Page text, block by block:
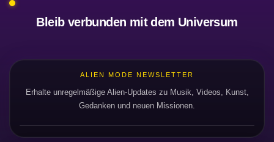
Bleib verbunden mit dem Universum
ALIEN MODE NEWSLETTER
Erhalte unregelmäßige Alien-Updates zu Musik, Videos, Kunst,
Gedanken und neuen Missionen.